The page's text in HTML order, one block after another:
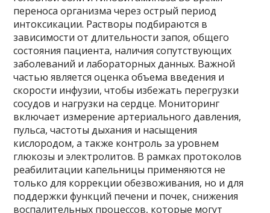
переноса организма через острый период
интоксикации. Растворы подбираются в
зависимости от длительности запоя, общего
состояния пациента, наличия сопутствующих
заболеваний и лабораторных данных. Важной
частью является оценка объема введения и
скорости инфузии, чтобы избежать перегрузки
сосудов и нагрузки на сердце. Мониторинг
включает измерение артериального давления,
пульса, частоты дыхания и насыщения
кислородом, а также контроль за уровнем
глюкозы и электролитов. В рамках протоколов
реабилитации капельницы применяются не
только для коррекции обезвоживания, но и для
поддержки функций печени и почек, снижения
воспалительных процессов, которые могут